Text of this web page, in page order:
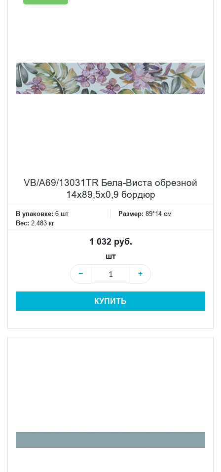
VB/A69/13031TR Бела-Виста обрезной
14x89,5x0,9 бордюр
В упаковке: 6 шт Размер: 89*14 см
Вес: 2.483 кг
1 032 руб.
шт
−
+
КУПИТЬ